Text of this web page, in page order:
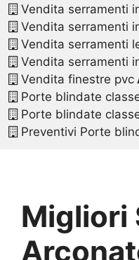
Vendita serramenti
Vendita serramenti
Vendita serramenti
Vendita serramenti
Vendita finestre pvc
Porte blindate
Porte blindate
Preventivi Porte
Migliori